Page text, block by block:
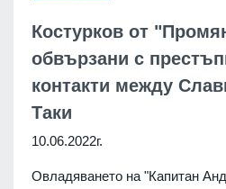
Костурков от
обвързани с
контакти между
Таки
10.06.2022г.
Овладяването на "Капитан